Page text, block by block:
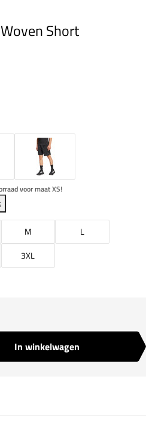
Short
voor maat XS!
M
L
3XL
In winkelwagen